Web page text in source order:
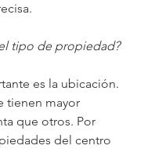
tipo de propiedad?
es la ubicación.
tienen mayor
que otros. Por
del centro